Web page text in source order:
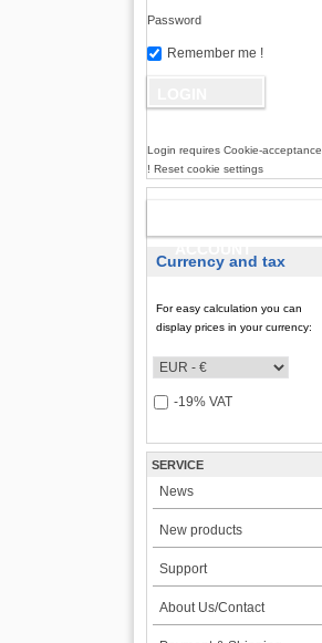
Password
Remember me !
Login requires Cookie-acceptance
! Reset cookie settings
Currency and tax
For easy calculation you can
display prices in your currency:
-19% VAT
SERVICE
News
New products
Support
About Us/Contact